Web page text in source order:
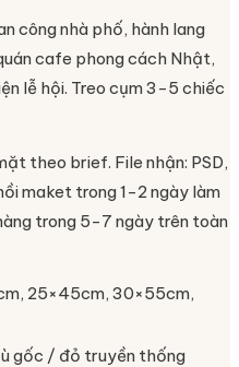
công nhà phố, hành lang
cafe phong cách Nhật,
lễ hội. Treo cụm 3-5 chiếc
theo brief. File nhận: PSD,
maket trong 1-2 ngày làm
trong 5-7 ngày trên toàn
25×45cm, 30×55cm,
gốc / đỏ truyền thống